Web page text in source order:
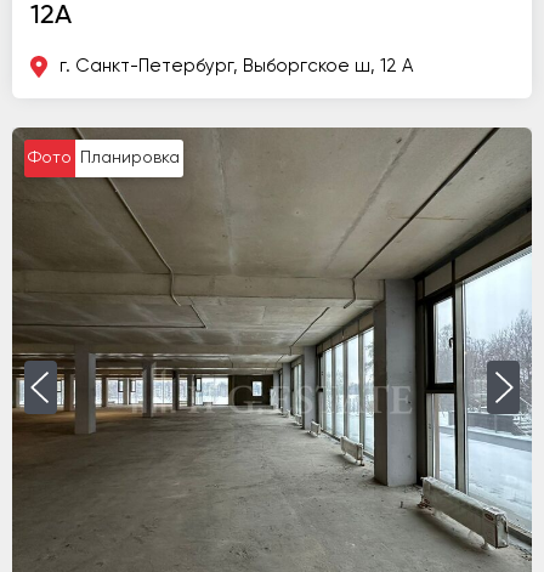
12А
г. Санкт-Петербург, Выборгское ш, 12 А
Фото Планировка